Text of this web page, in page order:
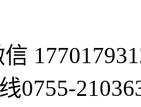
0755-